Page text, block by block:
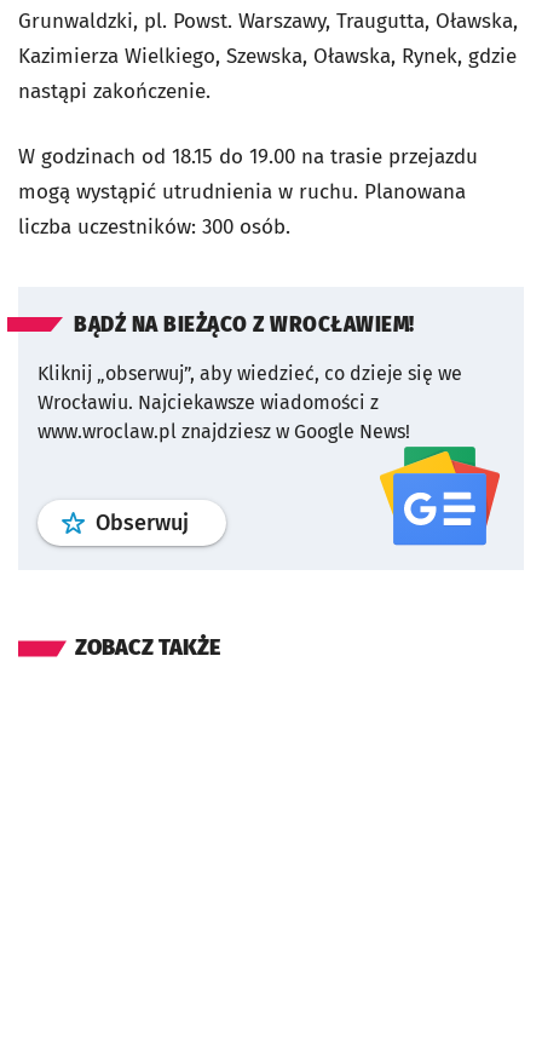
Grunwaldzki, pl. Powst. Warszawy, Traugutta, Oławska,
Kazimierza Wielkiego, Szewska, Oławska, Rynek, gdzie
nastąpi zakończenie.
W godzinach od 18.15 do 19.00 na trasie przejazdu
mogą wystąpić utrudnienia w ruchu. Planowana
liczba uczestników: 300 osób.
BĄDŹ NA BIEŻĄCO Z WROCŁAWIEM!
Kliknij „obserwuj”, aby wiedzieć, co dzieje się we
Wrocławiu. Najciekawsze wiadomości z
www.wroclaw.pl znajdziesz w Google News!
Obserwuj profil serwisu
ZOBACZ TAKŻE